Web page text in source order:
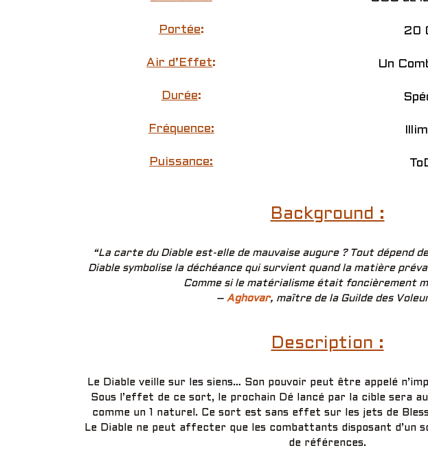
Portée:
Air d’Effet:
Durée:
Fréquence:
Puissance:
20
Un
Background :
“La carte du Diable est-elle de mauvaise augure ? Tout dépend
Diable symbolise la déchéance qui survient quand la matière
Comme si le matérialisme était foncièrement
– Aghovar, maître de la Guilde des
Description :
Le Diable veille sur les siens… Son pouvoir peut être appelé
Sous l’effet de ce sort, le prochain Dé lancé par la cible sera
comme un 1 naturel. Ce sort est sans effet sur les jets de
Le Diable ne peut affecter que les combattants disposant d’un
de références.